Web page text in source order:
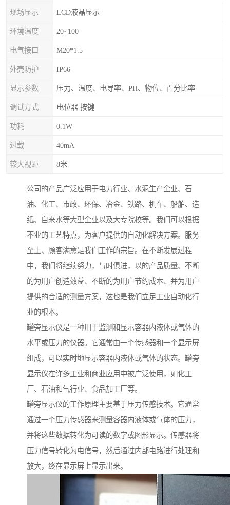
现场显示 LCD液晶显示
环境温度 20~100
电气接口 M20*1.5
外壳防护 IP66
显示参数 压力、温度、电导率、PH、物位、百分比率
调试方式 电位器 按键
功耗 0.1W
过载 40mA
较大视距 8米
公司的产品广泛应用于电力行业、水泥生产企业、石
油、化工、市政、环保、冶金、铁路、机车、船舶、造
纸、自来水等大型企业以及大专院校等。我们可以根据
不业的工艺特点，为客户提供的自动化解决方案。服务
至上、顾客满意是我们工作的宗旨。在不断发展过程
中，我们将继续努力，与时俱进，以的产品质量、不断
的为用户创造效益、不断的为用户节约成本、并为用户
提供的合适的测量方案，这也是我们立足工业自动化行
业的根本。
罐旁显示仪是一种用于监测和显示容器内液体或气体的
水平或压力的仪器。它通常由一个传感器和一个显示屏
组成，可以实时地显示容器内液体或气体的状态。罐旁
显示仪在许多工业和商业应用中被广泛使用，如化工
厂、石油和气行业、食品加工厂等。
罐旁显示仪的工作原理主要基于压力传感技术。它通常
通过一个压力传感器来测量容器内液体或气体的压力，
并将这些数据转化为可读的数字或图形显示。传感器将
压力信号转化为电信号，然后通过内部电路进行处理和
放大，终在显示屏上显示出来。